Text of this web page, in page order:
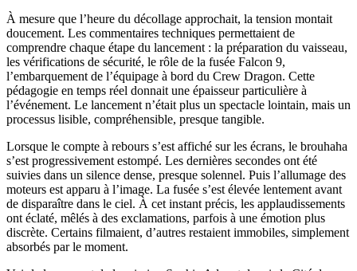
À mesure que l’heure du décollage approchait, la tension montait
doucement. Les commentaires techniques permettaient de
comprendre chaque étape du lancement : la préparation du vaisseau,
les vérifications de sécurité, le rôle de la fusée Falcon 9,
l’embarquement de l’équipage à bord du Crew Dragon. Cette
pédagogie en temps réel donnait une épaisseur particulière à
l’événement. Le lancement n’était plus un spectacle lointain, mais un
processus lisible, compréhensible, presque tangible.
Lorsque le compte à rebours s’est affiché sur les écrans, le brouhaha
s’est progressivement estompé. Les dernières secondes ont été
suivies dans un silence dense, presque solennel. Puis l’allumage des
moteurs est apparu à l’image. La fusée s’est élevée lentement avant
de disparaître dans le ciel. À cet instant précis, les applaudissements
ont éclaté, mêlés à des exclamations, parfois à une émotion plus
discrète. Certains filmaient, d’autres restaient immobiles, simplement
absorbés par le moment.